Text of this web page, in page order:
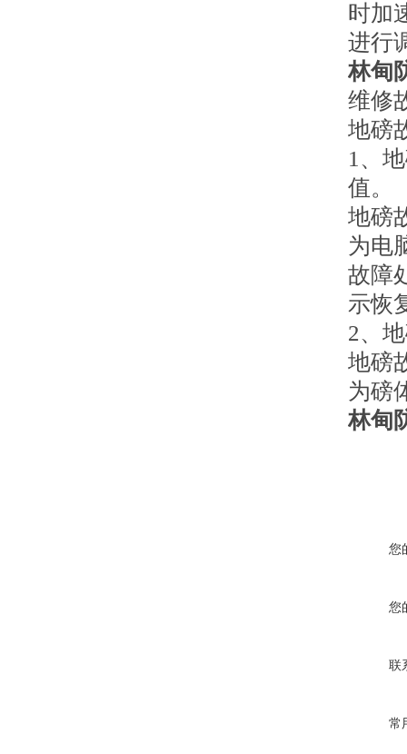
时加
进行
林甸
维修
地磅
1、
值。
地磅
为电
故障
示恢
2、
地磅
为磅
林甸
您
您
联
常